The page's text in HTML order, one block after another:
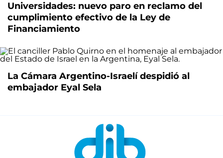
Universidades: nuevo paro en reclamo del
cumplimiento efectivo de la Ley de
Financiamiento
La Cámara Argentino-Israelí despidió al
embajador Eyal Sela